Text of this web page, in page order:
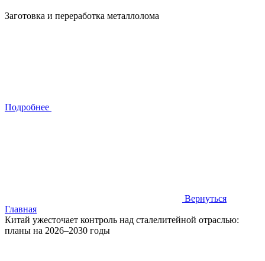
Заготовка и переработка металлолома
Подробнее
Вернуться
Главная
Китай ужесточает контроль над сталелитейной отраслью:
планы на 2026–2030 годы